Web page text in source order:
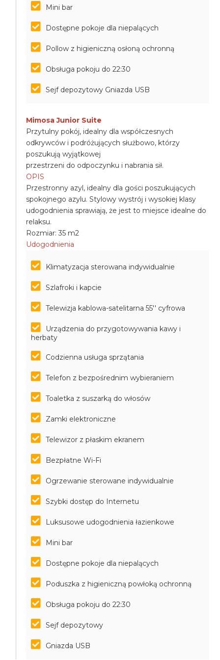
Mini bar
Dostępne pokoje dla niepalących
Pollow z higieniczną osłoną ochronną
Obsługa pokoju do 22:30
Sejf depozytowy Gniazda USB
Mimosa Junior Suite
Przytulny pokój, idealny dla współczesnych
odkrywców i podróżujących służbowo, którzy
poszukują wyjątkowej
przestrzeni do odpoczynku i nabrania sił.
OPIS
Przestronny azyl, idealny dla gości poszukujących
spokojnego azylu. Stylowy wystrój i wysokiej klasy
udogodnienia sprawiają, że jest to miejsce idealne do
relaksu.
Rozmiar: 35 m2
Udogodnienia
Klimatyzacja sterowana indywidualnie
Szlafroki i kapcie
Telewizja kablowa-satelitarna 55'' cyfrowa
Urządzenia do przygotowywania kawy i
herbaty
Codzienna usługa sprzątania
Telefon z bezpośrednim wybieraniem
Toaletka z suszarką do włosów
Zamki elektroniczne
Telewizor z płaskim ekranem
Bezpłatne Wi-Fi
Ogrzewanie sterowane indywidualnie
Szybki dostęp do Internetu
Luksusowe udogodnienia łazienkowe
Mini bar
Dostępne pokoje dla niepalących
Poduszka z higieniczną powłoką ochronną
Obsługa pokoju do 22:30
Sejf depozytowy
Gniazda USB